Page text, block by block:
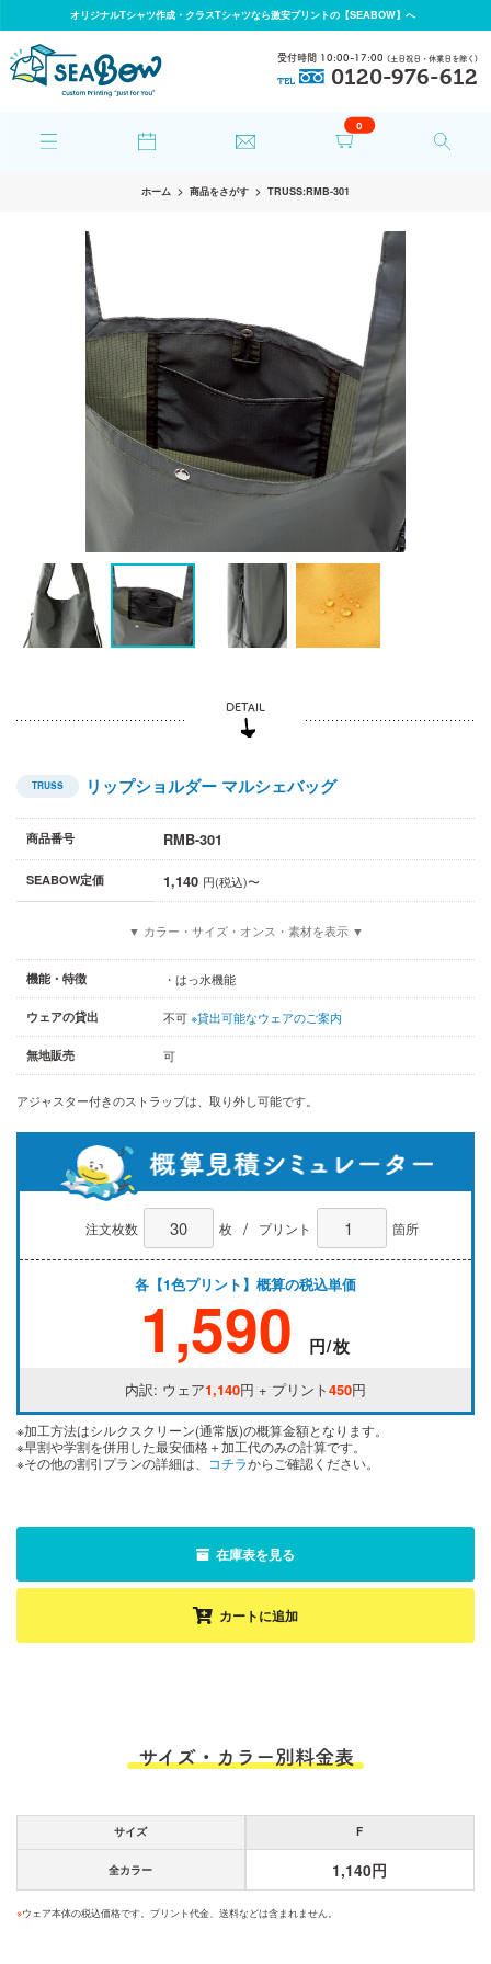
オリジナルTシャツ作成・クラスTシャツなら激安プリントの【SEABOW】へ
0
受付時間 10:00-17:00 (土日祝日・休業日を除く)
TEL 0120-976-612
ホーム 商品をさがす TRUSS:RMB-301
TRUSS リップショルダー マルシェバッグ
商品番号 RMB-301
SEABOW定価 1,140 円(税込)〜
▼ カラー・サイズ・オンス・素材を表示 ▼
機能・特徴 ・はっ水機能
ウェアの貸出 不可※貸出可能なウェアのご案内
無地販売 可
アジャスター付きのストラップは、取り外し可能です。
注文枚数 枚 / プリント 箇所
各【1色プリント】概算の税込単価
1,590 円/枚
内訳: ウェア1,140円 + プリント450円
※加工方法はシルクスクリーン(通常版)の概算金額となります。
※早割や学割を併用した最安価格＋加工代のみの計算です。
※その他の割引プランの詳細は、
コチラからご確認ください。
在庫表を見る
カートに追加
サイズ・カラー別料金表
サイズ F
全カラー 1,140円
※ウェア本体の税込価格です。プリント代金、送料などは含まれません。